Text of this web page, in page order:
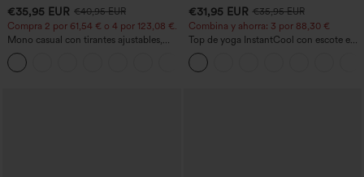
€35,95 EUR €40,95 EUR
Compra 2 por 61,54 € o 4 por 123,08 €.
Mono casual con tirantes ajustables,
fruncidos, pierna ancha, tejido jaspeado
y bolsillos - Easy Peezy
€31,95 EUR €35,95 EUR
Combina y ahorra: 3 por 88,30 €
Top de yoga InstantCool con escote en
U y bajo curvado - UPF50+